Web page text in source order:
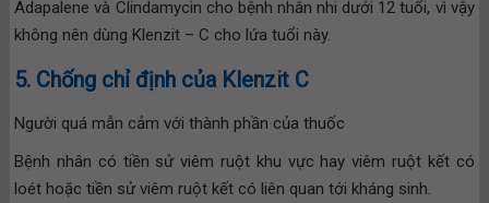
Adapalene và Clindamycin cho bệnh nhân nhi dưới 12 tuổi, vì vậy
không nên dùng Klenzit – C cho lứa tuổi này.
5. Chống chỉ định của Klenzit C
Người quá mẫn cảm với thành phần của thuốc
Bệnh nhân có tiền sử viêm ruột khu vực hay viêm ruột kết có
loét hoặc tiền sử viêm ruột kết có liên quan tới kháng sinh.